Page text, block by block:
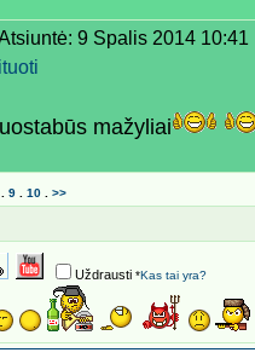
9 Spalis 2014 10:41
mažyliai
9 10 >>
Uždrausti *Kas tai yra?